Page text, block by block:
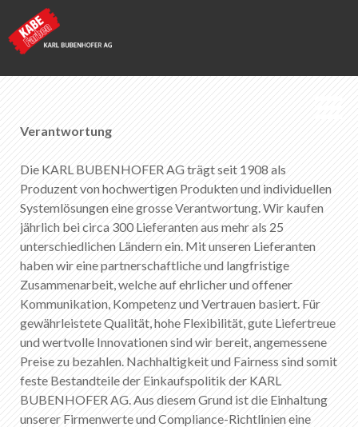
KABE Farben
Lieferkettengesetz
Merkliste 0
Über KABE Farben
Downloads
Verkaufsstellen
DE FR EN IT
Verantwortung
Die KARL BUBENHOFER AG trägt seit 1908 als
Produzent von hochwertigen Produkten und individuellen
Systemlösungen eine grosse Verantwortung. Wir kaufen
jährlich bei circa 300 Lieferanten aus mehr als 25
unterschiedlichen Ländern ein. Mit unseren Lieferanten
haben wir eine partnerschaftliche und langfristige
Zusammenarbeit, welche auf ehrlicher und offener
Kommunikation, Kompetenz und Vertrauen basiert. Für
gewährleistete Qualität, hohe Flexibilität, gute Liefertreue
und wertvolle Innovationen sind wir bereit, angemessene
Preise zu bezahlen. Nachhaltigkeit und Fairness sind somit
feste Bestandteile der Einkaufspolitik der KARL
BUBENHOFER AG. Aus diesem Grund ist die Einhaltung
unserer Firmenwerte und Compliance-Richtlinien eine